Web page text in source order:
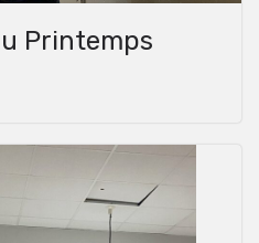
Printemps